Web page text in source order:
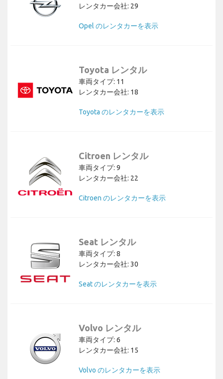
レンタカー会社: 29
Opel のレンタカーを表示
Toyota レンタル
車両タイプ: 11
レンタカー会社: 18
Toyota のレンタカーを表示
Citroen レンタル
車両タイプ: 9
レンタカー会社: 22
Citroen のレンタカーを表示
Seat レンタル
車両タイプ: 8
レンタカー会社: 30
Seat のレンタカーを表示
Volvo レンタル
車両タイプ: 6
レンタカー会社: 15
Volvo のレンタカーを表示